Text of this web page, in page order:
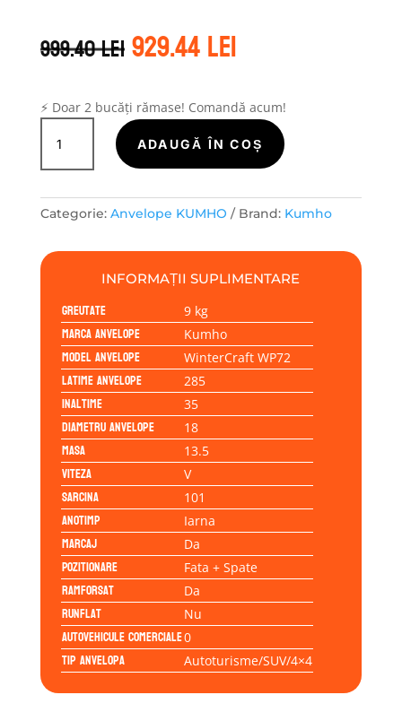
999.40leiPrețul
inițial
fost:
999.40 lei.
929.44leiPrețul
curent
929.44 lei.
⚡ Doar 2 bucăți rămase! Comandă acum!
Cantitate
Kumho
WINTERCRAFT
285/35R18
ADAUGĂ ÎN COȘ
Categorie: Anvelope KUMHO Brand: Kumho
INFORMAȚII SUPLIMENTARE
Greutate 9 kg
Marca anvelope Kumho
Model anvelope WinterCraft WP72
Latime anvelope 285
Inaltime 35
Diametru anvelope 18
Masa 13.5
Viteza V
Sarcina 101
Anotimp Iarna
Marcaj Da
Pozitionare Fata + Spate
Ramforsat Da
Runflat Nu
Autovehicule comerciale0
Tip anvelopa Autoturisme/SUV/4×4